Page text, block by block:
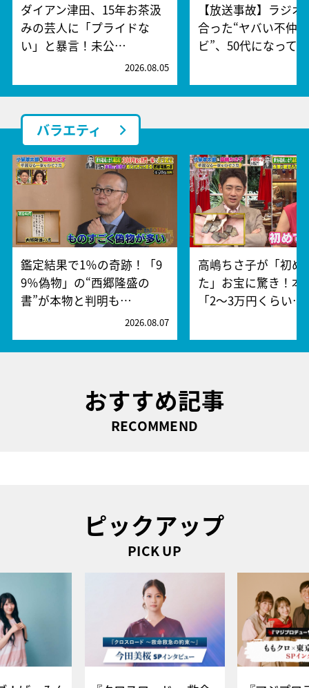
ダイアン津田、15年お茶汲
みの芸人に「プライドな
い」と暴言！未公…
2026.08.05
【放送事故】ラジオ
合った“ヤバい不仲
ビ”、50代になって…
バラエティ
鑑定結果で1％の奇跡！「9
9％偽物」の“西郷隆盛の
書”が本物と判明も…
2026.08.07
高嶋ちさ子が「初め
た」お宝に驚き！本
「2～3万円くらい…
おすすめ記事
RECOMMEND
ピックアップ
PICK UP